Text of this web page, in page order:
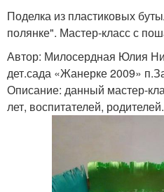
Поделка из пластиковых
полянке". Мастер-класс с
Автор: Милосердная Юлия
дет.сада «Жанерке 2009»
Описание: данный мастер-
лет, воспитателей, родителей.